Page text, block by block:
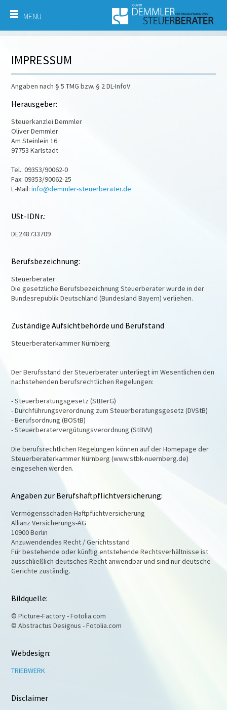
MENU
IMPRESSUM
Angaben nach § 5 TMG bzw. § 2 DL-InfoV
Herausgeber:
Steuerkanzlei Demmler
Oliver Demmler
Am Steinlein 16
97753 Karlstadt
Tel.: 09353/90062-0
Fax: 09353/90062-25
E-Mail:info@demmler-steuerberater.de
USt-IDNr.:
DE248733709
Berufsbezeichnung:
Steuerberater
Die gesetzliche Berufsbezeichnung Steuerberater wurde in der
Bundesrepublik Deutschland (Bundesland Bayern) verliehen.
Zuständige Aufsichtbehörde und Berufstand
Steuerberaterkammer Nürnberg
Der Berufsstand der Steuerberater unterliegt im Wesentlichen den
nachstehenden berufsrechtlichen Regelungen:
- Steuerberatungsgesetz (StBerG)
- Durchführungsverordnung zum Steuerberatungsgesetz (DVStB)
- Berufsordnung (BOStB)
- Steuerberatervergütungsverordnung (StBVV)
Die berufsrechtlichen Regelungen können auf der Homepage der
Steuerberaterkammer Nürnberg (www.stbk-nuernberg.de)
eingesehen werden.
Angaben zur Berufshaftpflichtversicherung:
Vermögensschaden-Haftpflichtversicherung
Allianz Versicherungs-AG
10900 Berlin
Anzuwendendes Recht / Gerichtsstand
Für bestehende oder künftig entstehende Rechtsverhältnisse ist
ausschließlich deutsches Recht anwendbar und sind nur deutsche
Gerichte zuständig.
Bildquelle:
© Picture-Factory - Fotolia.com
© Abstractus Designus - Fotolia.com
Webdesign:
TRIEBWERK
Disclaimer